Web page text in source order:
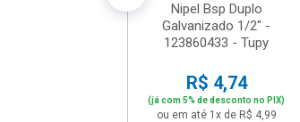
Nipel Bsp Duplo
Galvanizado 1/2" -
123860433 - Tupy
R$ 4,74
(já com 5% de desconto no PIX)
ou em até 1x de R$ 4,99